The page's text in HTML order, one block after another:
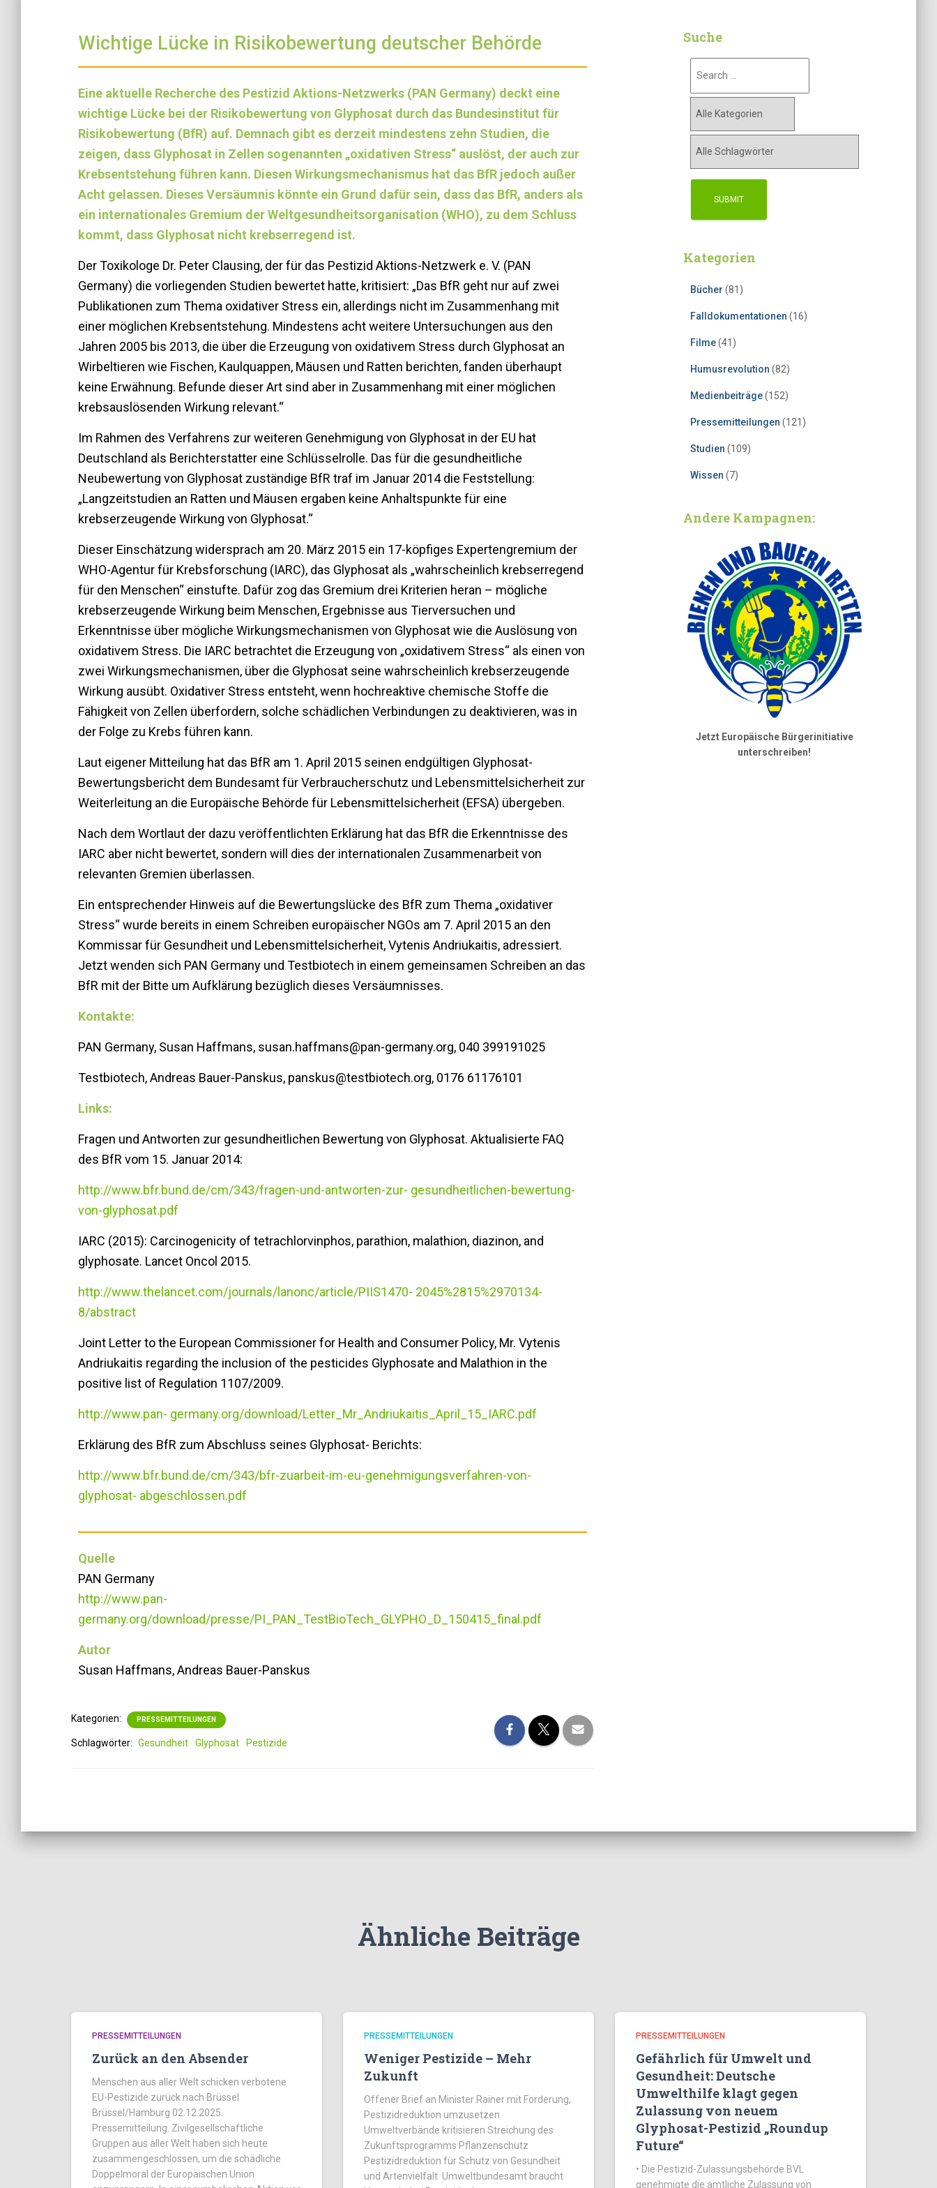
Wichtige Lücke in Risikobewertung deutscher Behörde
Eine aktuelle Recherche des Pestizid Aktions-Netzwerks (PAN Germany) deckt eine
wichtige Lücke bei der Risikobewertung von Glyphosat durch das Bundesinstitut für
Risikobewertung (BfR) auf. Demnach gibt es derzeit mindestens zehn Studien, die
zeigen, dass Glyphosat in Zellen sogenannten „oxidativen Stress“ auslöst, der auch zur
Krebsentstehung führen kann. Diesen Wirkungsmechanismus hat das BfR jedoch außer
Acht gelassen. Dieses Versäumnis könnte ein Grund dafür sein, dass das BfR, anders als
ein internationales Gremium der Weltgesundheitsorganisation (WHO), zu dem Schluss
kommt, dass Glyphosat nicht krebserregend ist.
Der Toxikologe Dr. Peter Clausing, der für das Pestizid Aktions-Netzwerk e. V. (PAN
Germany) die vorliegenden Studien bewertet hatte, kritisiert: „Das BfR geht nur auf zwei
Publikationen zum Thema oxidativer Stress ein, allerdings nicht im Zusammenhang mit
einer möglichen Krebsentstehung. Mindestens acht weitere Untersuchungen aus den
Jahren 2005 bis 2013, die über die Erzeugung von oxidativem Stress durch Glyphosat an
Wirbeltieren wie Fischen, Kaulquappen, Mäusen und Ratten berichten, fanden überhaupt
keine Erwähnung. Befunde dieser Art sind aber in Zusammenhang mit einer möglichen
krebsauslösenden Wirkung relevant.“
Im Rahmen des Verfahrens zur weiteren Genehmigung von Glyphosat in der EU hat
Deutschland als Berichterstatter eine Schlüsselrolle. Das für die gesundheitliche
Neubewertung von Glyphosat zuständige BfR traf im Januar 2014 die Feststellung:
„Langzeitstudien an Ratten und Mäusen ergaben keine Anhaltspunkte für eine
krebserzeugende Wirkung von Glyphosat.“
Dieser Einschätzung widersprach am 20. März 2015 ein 17-köpfiges Expertengremium der
WHO-Agentur für Krebsforschung (IARC), das Glyphosat als „wahrscheinlich krebserregend
für den Menschen“ einstufte. Dafür zog das Gremium drei Kriterien heran – mögliche
krebserzeugende Wirkung beim Menschen, Ergebnisse aus Tierversuchen und
Erkenntnisse über mögliche Wirkungsmechanismen von Glyphosat wie die Auslösung von
oxidativem Stress. Die IARC betrachtet die Erzeugung von „oxidativem Stress“ als einen von
zwei Wirkungsmechanismen, über die Glyphosat seine wahrscheinlich krebserzeugende
Wirkung ausübt. Oxidativer Stress entsteht, wenn hochreaktive chemische Stoffe die
Fähigkeit von Zellen überfordern, solche schädlichen Verbindungen zu deaktivieren, was in
der Folge zu Krebs führen kann.
Laut eigener Mitteilung hat das BfR am 1. April 2015 seinen endgültigen Glyphosat-
Bewertungsbericht dem Bundesamt für Verbraucherschutz und Lebensmittelsicherheit zur
Weiterleitung an die Europäische Behörde für Lebensmittelsicherheit (EFSA) übergeben.
Nach dem Wortlaut der dazu veröffentlichten Erklärung hat das BfR die Erkenntnisse des
IARC aber nicht bewertet, sondern will dies der internationalen Zusammenarbeit von
relevanten Gremien überlassen.
Ein entsprechender Hinweis auf die Bewertungslücke des BfR zum Thema „oxidativer
Stress“ wurde bereits in einem Schreiben europäischer NGOs am 7. April 2015 an den
Kommissar für Gesundheit und Lebensmittelsicherheit, Vytenis Andriukaitis, adressiert.
Jetzt wenden sich PAN Germany und Testbiotech in einem gemeinsamen Schreiben an das
BfR mit der Bitte um Aufklärung bezüglich dieses Versäumnisses.
Kontakte:
PAN Germany, Susan Haffmans, susan.haffmans@pan-germany.org, 040 399191025
Testbiotech, Andreas Bauer-Panskus, panskus@testbiotech.org, 0176 61176101
Links:
Fragen und Antworten zur gesundheitlichen Bewertung von Glyphosat. Aktualisierte FAQ
des BfR vom 15. Januar 2014:
http://www.bfr.bund.de/cm/343/fragen-und-antworten-zur- gesundheitlichen-bewertung-
von-glyphosat.pdf
IARC (2015): Carcinogenicity of tetrachlorvinphos, parathion, malathion, diazinon, and
glyphosate. Lancet Oncol 2015.
http://www.thelancet.com/journals/lanonc/article/PIIS1470- 2045%2815%2970134-
8/abstract
Joint Letter to the European Commissioner for Health and Consumer Policy, Mr. Vytenis
Andriukaitis regarding the inclusion of the pesticides Glyphosate and Malathion in the
positive list of Regulation 1107/2009.
http://www.pan- germany.org/download/Letter_Mr_Andriukaitis_April_15_IARC.pdf
Erklärung des BfR zum Abschluss seines Glyphosat- Berichts:
http://www.bfr.bund.de/cm/343/bfr-zuarbeit-im-eu-genehmigungsverfahren-von-
glyphosat- abgeschlossen.pdf
Quelle
PAN Germany
http://www.pan-
germany.org/download/presse/PI_PAN_TestBioTech_GLYPHO_D_150415_final.pdf
Autor
Susan Haffmans, Andreas Bauer-Panskus
Kategorien: PRESSEMITTEILUNGEN
Schlagwörter: Gesundheit Glyphosat Pestizide
Suche
Kategorien
Bücher (81)
Falldokumentationen (16)
Filme(41)
Humusrevolution (82)
Medienbeiträge(152)
Pressemitteilungen (121)
Studien (109)
Wissen (7)
Andere Kampagnen:
Jetzt Europäische Bürgerinitiative
unterschreiben!
Ähnliche Beiträge
PRESSEMITTEILUNGEN
Zurück an den Absender
Menschen aus aller Welt schicken verbotene
EU-Pestizide zurück nach Brüssel
Brüssel/Hamburg 02.12.2025.
Pressemitteilung. Zivilgesellschaftliche
Gruppen aus aller Welt haben sich heute
zusammengeschlossen, um die schädliche
Doppelmoral der Europäischen Union
PRESSEMITTEILUNGEN
Weniger Pestizide – Mehr
Zukunft
Offener Brief an Minister Rainer mit Forderung,
Pestizidreduktion umzusetzen
Umweltverbände kritisieren Streichung des
Zukunftsprogramms Pflanzenschutz
Pestizidreduktion für Schutz von Gesundheit
und Artenvielfalt Umweltbundesamt braucht
PRESSEMITTEILUNGEN
Gefährlich für Umwelt und
Gesundheit: Deutsche
Umwelthilfe klagt gegen
Zulassung von neuem
Glyphosat-Pestizid „Roundup
Future“
• Die Pestizid-Zulassungsbehörde BVL
genehmigte die amtliche Zulassung von